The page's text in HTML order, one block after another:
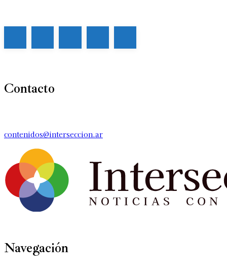
Contacto
contenidos@interseccion.ar
Navegación